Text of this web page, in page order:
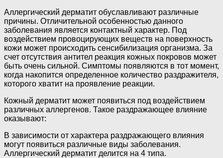
Аллергический дерматит обуславливают различные
причины. Отличительной особенностью данного
заболевания является контактный характер. Под
воздействием провоцирующих веществ на поверхность
кожи может происходить сенсибилизация организма. За
счет отсутствия антител реакция кожных покровов может
быть очень сильной. Симптомы появляются в тот момент,
когда накопится определенное количество раздражителя,
которого хватит на проявление реакции.
Кожный дерматит может появиться под воздействием
различных аллергенов. Такое раздражающее влияние
оказывают:
В зависимости от характера раздражающего влияния
могут появиться различные виды заболевания.
Аллергический дерматит делится на 4 типа.